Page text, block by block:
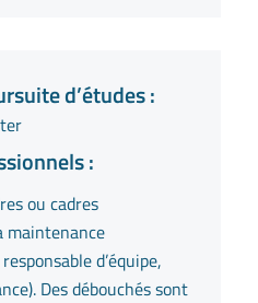
d’études :
:
ou cadres
maintenance
d’équipe,
Des débouchés sont